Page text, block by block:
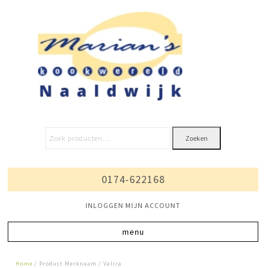
Zoeken
0174-622168
INLOGGEN MIJN ACCOUNT
Home / Product Merknaam / Valira